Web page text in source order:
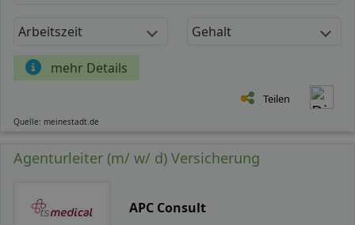
Arbeitszeit Gehalt
mehr Details
Teilen
Quelle: meinestadt.de
Agenturleiter (m/ w/ d) Versicherung
APC Consult